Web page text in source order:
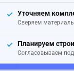
Уточняем
Сверяем материалы
Планируем
Согласовываем